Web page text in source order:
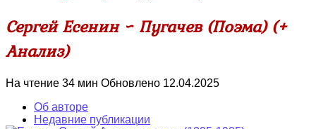
Сергей Есенин ~ Пугачев (Поэма) (+
Анализ)
На чтение 34 мин Обновлено 12.04.2025
Об авторе
Недавние публикации